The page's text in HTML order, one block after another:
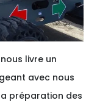
livre un
avec nous
préparation des